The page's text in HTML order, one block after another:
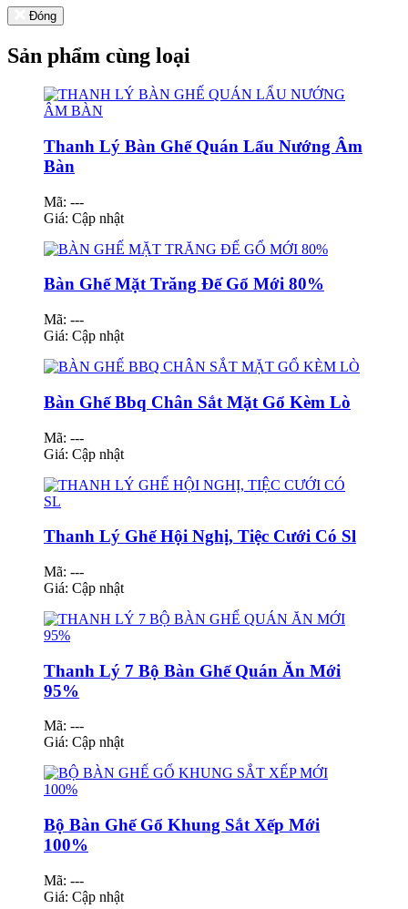
Đóng
Sản phẩm cùng loại
Thanh Lý Bàn Ghế Quán Lẩu Nướng Âm
Bàn
Mã: ---
Giá: Cập nhật
Bàn Ghế Mặt Trăng Đế Gổ Mới 80%
Mã: ---
Giá: Cập nhật
Bàn Ghế Bbq Chân Sắt Mặt Gổ Kèm Lò
Mã: ---
Giá: Cập nhật
Thanh Lý Ghế Hội Nghị, Tiệc Cưới Có Sl
Mã: ---
Giá: Cập nhật
Thanh Lý 7 Bộ Bàn Ghế Quán Ăn Mới
95%
Mã: ---
Giá: Cập nhật
Bộ Bàn Ghế Gổ Khung Sắt Xếp Mới
100%
Mã: ---
Giá: Cập nhật